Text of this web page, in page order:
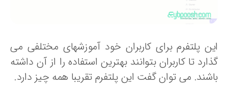
پلتفرم برای کاربران خود آموزشهای مختلفی می
تا کاربران بتوانند بهترین استفاده را از آن داشته
می توان گفت این پلتفرم تقریبا همه چیز دارد.